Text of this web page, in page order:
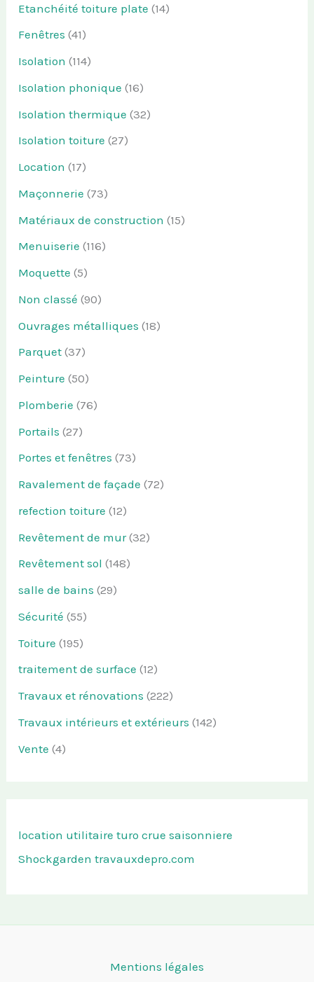
Etanchéité toiture plate (14)
Fenêtres (41)
Isolation (114)
Isolation phonique (16)
Isolation thermique (32)
Isolation toiture (27)
Location (17)
Maçonnerie (73)
Matériaux de construction (15)
Menuiserie (116)
Moquette (5)
Non classé (90)
Ouvrages métalliques (18)
Parquet (37)
Peinture (50)
Plomberie (76)
Portails (27)
Portes et fenêtres (73)
Ravalement de façade (72)
refection toiture (12)
Revêtement de mur(32)
Revêtement sol (148)
salle de bains (29)
Sécurité (55)
Toiture (195)
traitement de surface (12)
Travaux et rénovations (222)
Travaux intérieurs et extérieurs (142)
Vente (4)
location utilitaire turo crue saisonniere
Shockgarden travauxdepro.com
Mentions légales